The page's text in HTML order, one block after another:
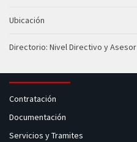
Ubicación
Directorio: Nivel Directivo y Asesor
Contratación
Documentación
Servicios y Tramites